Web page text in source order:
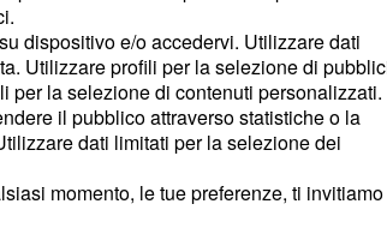
dispositivo e/o accedervi. Utilizzare dati
Utilizzare profili per la selezione di
per la selezione di contenuti personalizzati.
il pubblico attraverso statistiche o la
dati limitati per la selezione dei
momento, le tue preferenze, ti